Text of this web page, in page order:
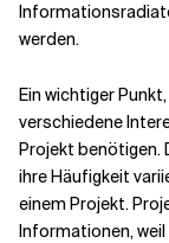
Verwandte
werden.
Ein wichtiger
verschiedene
Projekt benötigen.
ihre Häufigkeit
einem Projekt.
Informationen, weil